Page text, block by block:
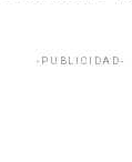
-PUBLICIDAD-